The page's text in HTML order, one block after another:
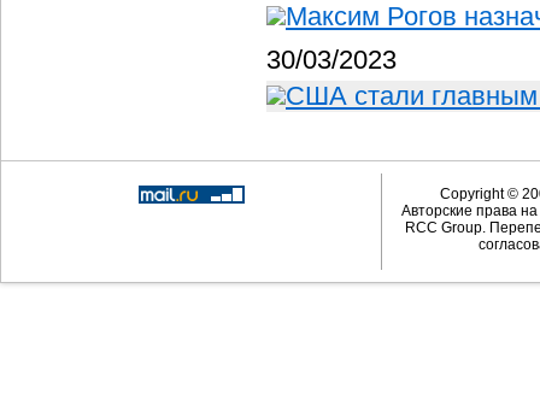
Максим Рогов
30/03/2023
США стали главным
Copyright ©
Авторские права
RCC Group.